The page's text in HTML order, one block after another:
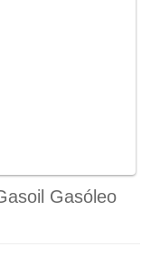
Gasóleo